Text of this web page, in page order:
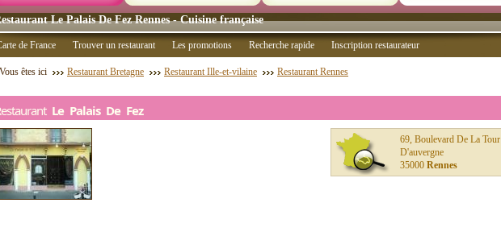
Le Palais De Fez Rennes - Cuisine française
de France Trouver un restaurant Les promotions Recherche rapide Inscription restaurateur
Vous êtes ici Restaurant Bretagne Restaurant Ille-et-vilaine Restaurant Rennes
Le Palais De Fez
69, Boulevard De La Tour
D'auvergne
35000 Rennes